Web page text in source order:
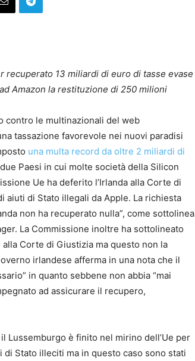
recuperato 13 miliardi di euro di tasse evase
Amazon la restituzione di 250 milioni
contro le multinazionali del web
tassazione favorevole nei nuovi paradisi
una multa record da oltre 2 miliardi di
Paesi in cui molte società della Silicon
Ue ha deferito l’Irlanda alla Corte di
aiuti di Stato illegali da Apple. La richiesta
non ha recuperato nulla”, come sottolinea
La Commissione inoltre ha sottolineato
Corte di Giustizia ma questo non la
irlandese afferma in una nota che il
in quanto sebbene non abbia “mai
ad assicurare il recupero,
Lussemburgo è finito nel mirino dell’Ue per
di Stato illeciti ma in questo caso sono stati